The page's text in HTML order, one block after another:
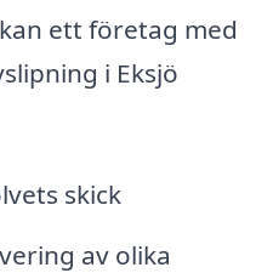
ett företag med
i Eksjö
skick
av olika